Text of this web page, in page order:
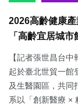
2026高齡健康
「高齡宜居城
【記者張世昌台
起於臺北世貿一館
及生醫園區，共同
系以「創新醫療 ×